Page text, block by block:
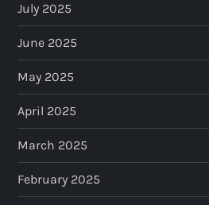
July 2025
June 2025
May 2025
April 2025
March 2025
February 2025